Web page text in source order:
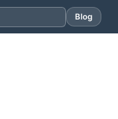
Blog